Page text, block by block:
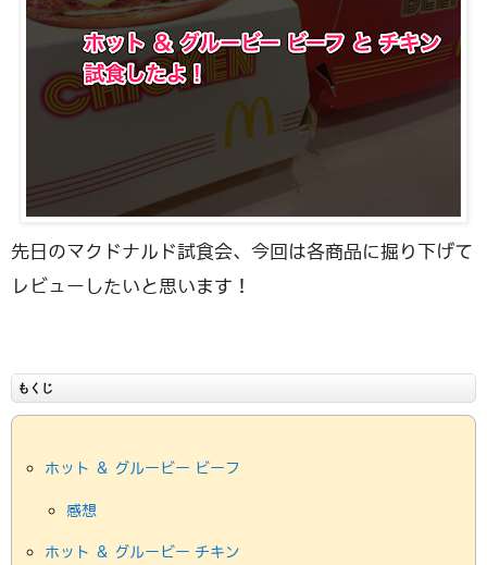
先日のマクドナルド試食会、今回は各商品に掘り下げて
レビューしたいと思います！
もくじ
ホット ＆ グルービー ビーフ
感想
ホット ＆ グルービー チキン